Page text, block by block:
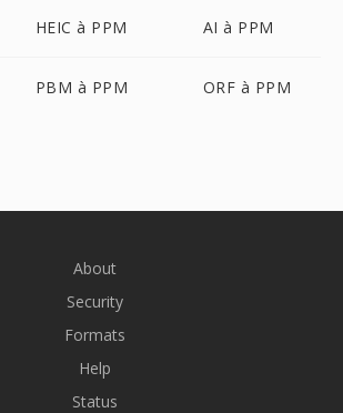
HEIC à PPM AI à PPM
PBM à PPM ORF à PPM
About
Security
Formats
Help
Status